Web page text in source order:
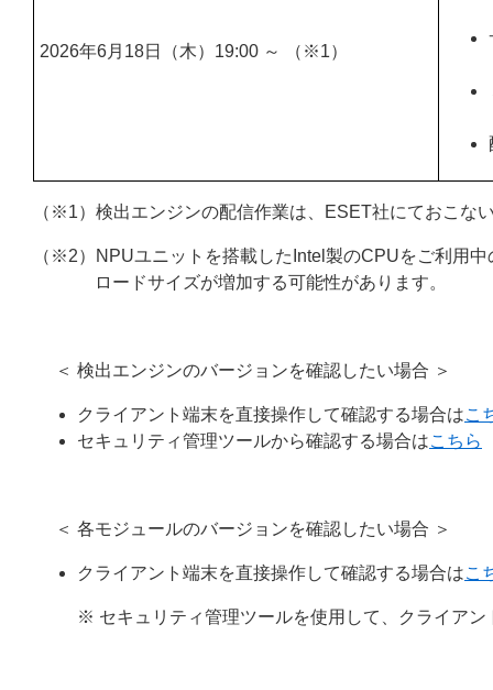
2026年6月18日（木）19:00 ～ （※1）
（※1）検出エンジンの配信作業は、ESET社にておこな
（※2）NPUユニットを搭載したIntel製のCPUをご利用
ロードサイズが増加する可能性があります。
＜ 検出エンジンのバージョンを確認したい場合 ＞
クライアント端末を直接操作して確認する場合はこ
セキュリティ管理ツールから確認する場合はこちら
＜ 各モジュールのバージョンを確認したい場合 ＞
クライアント端末を直接操作して確認する場合はこ
※ セキュリティ管理ツールを使用して、クライア